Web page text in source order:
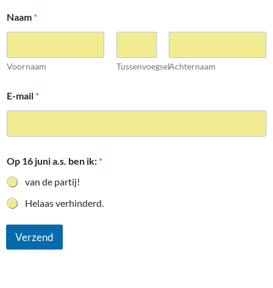
Naam *
Voornaam TussenvoegselAchternaam
E-mail *
Op 16 juni a.s. ben ik: *
van de partij!
Helaas verhinderd.
Verzend